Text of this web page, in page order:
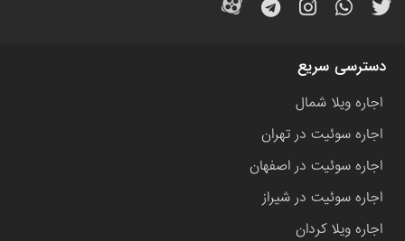
دسترسی سریع
اجاره ویلا شمال
اجاره سوئیت در تهران
اجاره سوئیت در اصفهان
اجاره سوئیت در شیراز
اجاره ویلا کردان